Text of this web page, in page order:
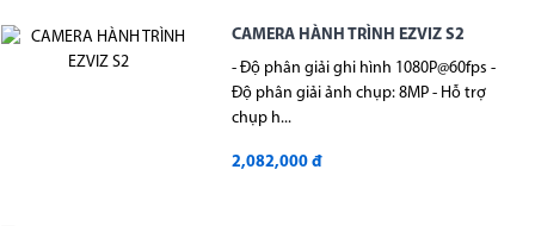
CAMERA HÀNH TRÌNH EZVIZ S2
- Độ phân giải ghi hình 1080P@60fps -
Độ phân giải ảnh chụp: 8MP - Hỗ trợ
chụp h...
2,082,000 đ